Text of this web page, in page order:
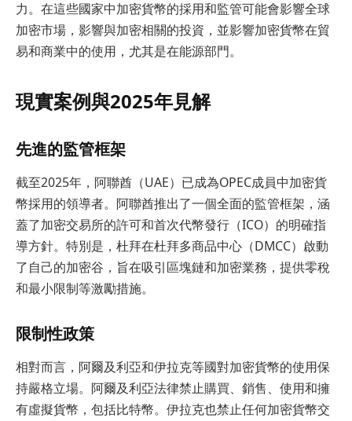
力。在這些國家中加密貨幣的採用和監管可能會影響全球
加密市場，影響與加密相關的投資，並影響加密貨幣在貿
易和商業中的使用，尤其是在能源部門。
現實案例與2025年見解
先進的監管框架
截至2025年，阿聯酋（UAE）已成為OPEC成員中加密貨
幣採用的領導者。阿聯酋推出了一個全面的監管框架，涵
蓋了加密交易所的許可和首次代幣發行（ICO）的明確指
導方針。特別是，杜拜在杜拜多商品中心（DMCC）啟動
了自己的加密谷，旨在吸引區塊鏈和加密業務，提供零稅
和最小限制等激勵措施。
限制性政策
相對而言，阿爾及利亞和伊拉克等國對加密貨幣的使用保
持嚴格立場。阿爾及利亞法律禁止購買、銷售、使用和擁
有虛擬貨幣，包括比特幣。伊拉克也禁止任何加密貨幣交